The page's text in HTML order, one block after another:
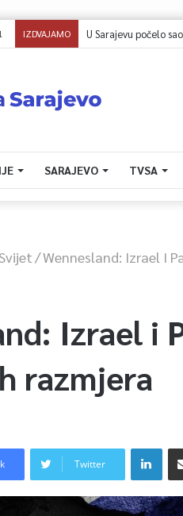
IZDVAJAMO U Sarajevu počelo
SARAJEVO TVSA
Svijet/Wennesland: Izrael I
Izrael i
razmjera
Twitter